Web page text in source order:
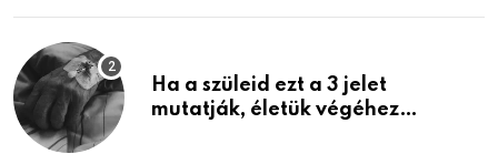
Ha a szüleid ezt a 3 jelet
mutatják, életük végéhez